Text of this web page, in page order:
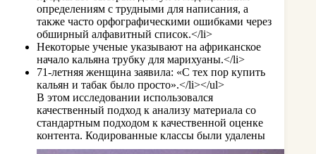
определениям с трудными для написания, а
также часто орфографическими ошибками через
обширный алфавитный список.</li>
Некоторые ученые указывают на африканское
начало кальяна трубку для марихуаны.</li>
71-летняя женщина заявила: «С тех пор купить
кальян и табак было просто».</li></ul>
В этом исследовании использовался
качественный подход к анализу материала со
стандартным подходом к качественной оценке
контента. Кодированные классы были удалены